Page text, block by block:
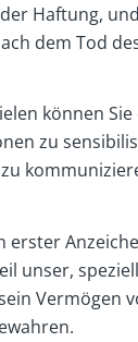
Haftung,
dem Tod
können
zu
erster
unser,
Vermögen